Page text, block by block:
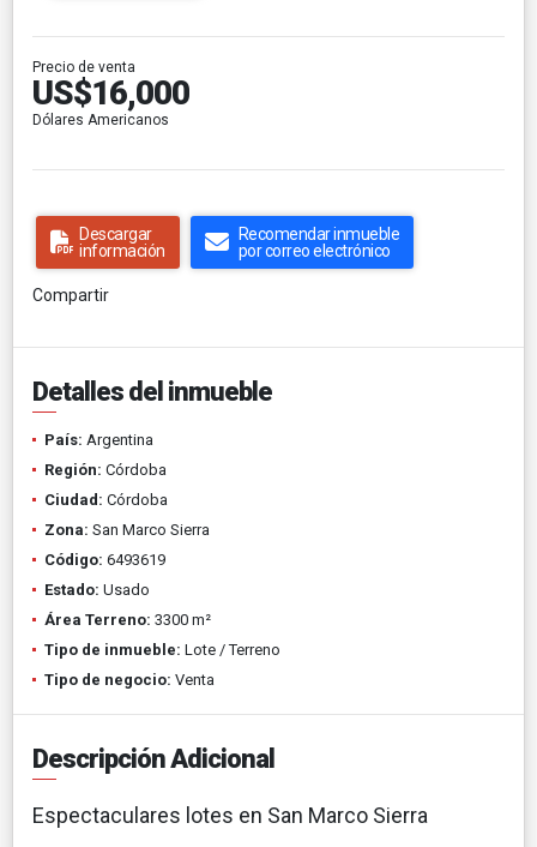
Precio de venta
US$16,000
Dólares Americanos
Descargar
información
Recomendar inmueble
por correo electrónico
Compartir
Detalles del inmueble
País: Argentina
Región: Córdoba
Ciudad: Córdoba
Zona: San Marco Sierra
Código: 6493619
Estado: Usado
Área Terreno: 3300 m²
Tipo de inmueble: Lote / Terreno
Tipo de negocio: Venta
Descripción Adicional
Espectaculares lotes en San Marco Sierra